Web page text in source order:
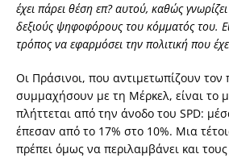
έχει πάρει θέση επ? αυτού, καθώς
δεξιούς ψηφοφόρους του κόμματός του.
τρόπος να εφαρμόσει την πολιτική που
Οι Πράσινοι, που αντιμετωπίζουν τον
συμμαχήσουν με τη Μέρκελ, είναι το
πλήττεται από την άνοδο του SPD:
έπεσαν από το 17% στο 10%. Μια
πρέπει όμως να περιλαμβάνει και